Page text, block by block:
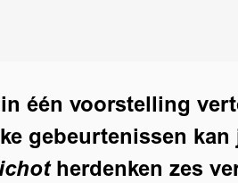
één voorstelling
gebeurtenissen
herdenken zes